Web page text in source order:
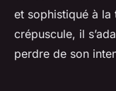
et sophistiqué à la
crépuscule, il
perdre de son